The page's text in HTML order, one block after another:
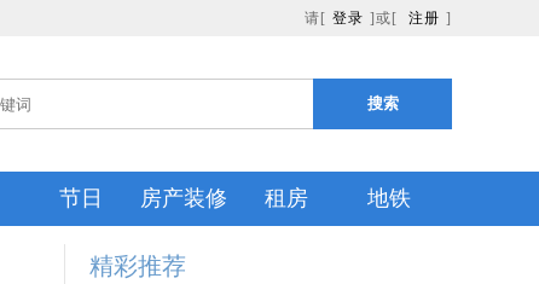
请[ 登录 ]或[ 注册 ]
搜索
节日 房产装修 租房 地铁
精彩推荐